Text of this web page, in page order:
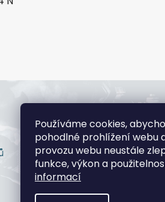
Používáme cookies,
pohodlné prohlížení webu
provozu webu neustále
funkce, výkon a
informací
Průmyslová 4544/1c,
Prostějov
>Více informací